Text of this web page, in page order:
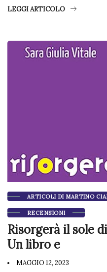
LEGGI ARTICOLO
ARTICOLI DI MARTINO
RECENSIONI
Risorgerà il sole
Un libro e
MAGGIO 12, 2023